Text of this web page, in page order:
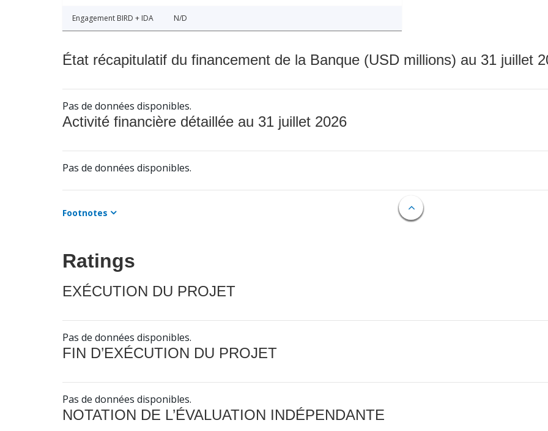
Engagement BIRD + IDA N/D
État récapitulatif du financement de la Banque (USD millions) au 31 juillet
Pas de données disponibles.
Activité financière détaillée au 31 juillet 2026
Pas de données disponibles.
Footnotes
Ratings
EXÉCUTION DU PROJET
Pas de données disponibles.
FIN D’EXÉCUTION DU PROJET
Pas de données disponibles.
NOTATION DE L’ÉVALUATION INDÉPENDANTE